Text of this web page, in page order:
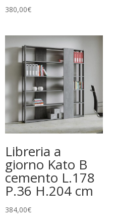
380,00€
Libreria a
giorno Kato B
cemento L.178
P.36 H.204 cm
384,00€